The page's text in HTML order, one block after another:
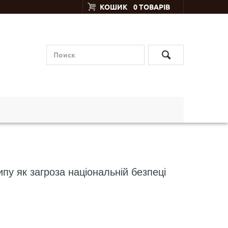
КОШИК 0 ТОВАРІВ
як загроза національній безпеці